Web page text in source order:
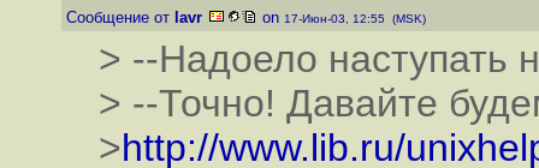
Сообщение от lavr on 17-Июн-03, 12:55 (MSK)
> --Надоело наступать
> --Точно! Давайте
>http://www.lib.ru/